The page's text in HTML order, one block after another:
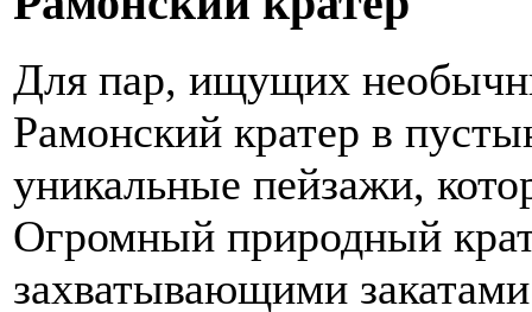
Для пар, ищущих
Рамонский кратер в
уникальные пейзажи,
Огромный природный
захватывающими